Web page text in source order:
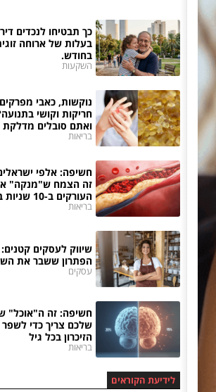
כך תבטיחו לנכדים
בעלות של ארוחה
בחודש.
השקעות
נוקשות, כאבי
חריקות וקושי
ואתם סובלים מדלקת
בריאות
חשיפה: אלפי
זה הצמח ש"מנקה"
העורקים ב-10 שניות ביום
בריאות
שיווק לעסקים
הפתרון ששבר את
עסקים
חשיפה: זה ה"אוכל"
שלכם צריך כדי
הזיכרון בכל גיל
בריאות
לידיעת הקוראים